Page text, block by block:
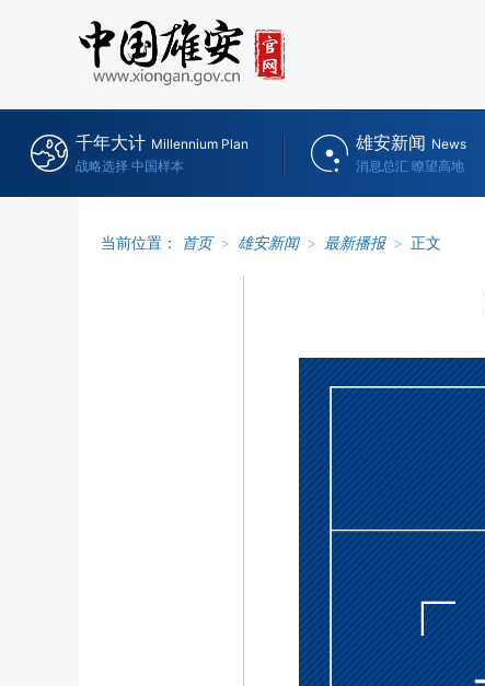
千年大计 Millennium Plan
战略选择 中国样本
雄安新闻 News
消息总汇 瞭望高地
当前位置： 首页 > 雄安新闻 > 最新播报 > 正文